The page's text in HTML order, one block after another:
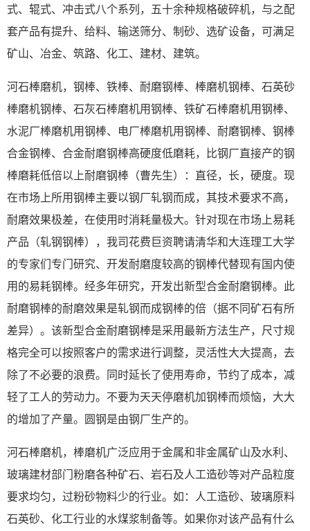
式、辊式、冲击式八个系列，五十余种规格破碎机，与之配
套产品有提升、给料、输送筛分、制砂、选矿设备，可满足
矿山、冶金、筑路、化工、建材、建筑。
河石棒磨机，钢棒、铁棒、耐磨钢棒、棒磨机钢棒、石英砂
棒磨机钢棒、石灰石棒磨机用钢棒、铁矿石棒磨机用钢棒、
水泥厂棒磨机用钢棒、电厂棒磨机用钢棒、耐磨钢棒、钢棒
合金钢棒、合金耐磨钢棒高硬度低磨耗，比钢厂直接产的钢
棒磨耗低倍以上耐磨钢棒（曹先生）：直径，长，硬度。现
在市场上所用钢棒主要以钢厂轧钢而成，其技术要求不高，
耐磨效果极差，在使用时消耗量极大。针对现在市场上易耗
产品（轧钢钢棒），我司花费巨资聘请清华和大连理工大学
的专家们专门研究、开发耐磨度较高的钢棒代替现有国内使
用的易耗钢棒。经多年研究，开发出新型合金耐磨钢棒。此
耐磨钢棒的耐磨效果是轧钢而成钢棒的倍（据不同矿石有所
差异）。该新型合金耐磨钢棒是采用最新方法生产，尺寸规
格完全可以按照客户的需求进行调整，灵活性大大提高，去
除了不必要的浪费。同时延长了使用寿命，节约了成本，减
轻了工人的劳动力。不要为天天停磨机加钢棒而烦恼，大大
的增加了产量。圆钢是由钢厂生产的。
河石棒磨机，棒磨机广泛应用于金属和非金属矿山及水利、
玻璃建材部门粉磨各种矿石、岩石及人工造砂等对产品粒度
要求均匀，过粉砂物料少的行业。如：人工造砂、玻璃原料
石英砂、化工行业的水煤浆制备等。如果你对该产品有什么